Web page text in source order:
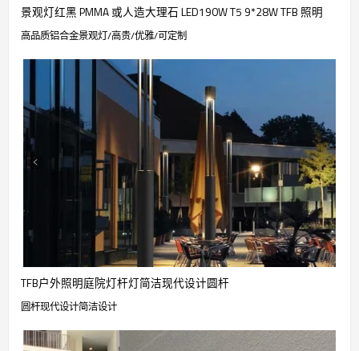
景观灯红黑 PMMA 或人造大理石 LED190W T5 9*28W TFB 照明
高品质铝合金景观灯/高贵/优雅/可定制
TFB户外照明庭院灯杆灯简洁现代设计圆杆
圆杆现代设计简洁设计